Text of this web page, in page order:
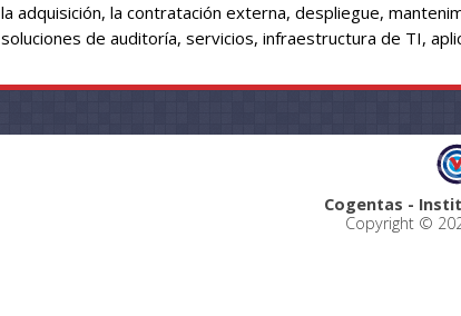
la adquisición, la contratación externa, despliegue,
soluciones de auditoría, servicios, infraestructura de TI,
Cogentas -
Copyright ©